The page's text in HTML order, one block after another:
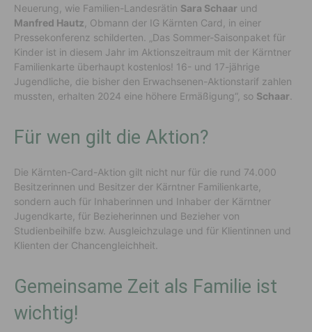
Neuerung, wie Familien-Landesrätin Sara Schaar und
Manfred Hautz , Obmann der IG Kärnten Card, in einer
Pressekonferenz schilderten. „Das Sommer-Saisonpaket für
Kinder ist in diesem Jahr im Aktionszeitraum mit der Kärntner
Familienkarte überhaupt kostenlos! 16- und 17-jährige
Jugendliche, die bisher den Erwachsenen-Aktionstarif zahlen
mussten, erhalten 2024 eine höhere Ermäßigung“, so Schaar
Für wen gilt die Aktion?
Die Kärnten-Card-Aktion gilt nicht nur für die rund 74.000
Besitzerinnen und Besitzer der Kärntner Familienkarte,
sondern auch für Inhaberinnen und Inhaber der Kärntner
Jugendkarte, für Bezieherinnen und Bezieher von
Studienbeihilfe bzw. Ausgleichzulage und für Klientinnen und
Klienten der Chancengleichheit.
Gemeinsame Zeit als Familie ist
wichtig!